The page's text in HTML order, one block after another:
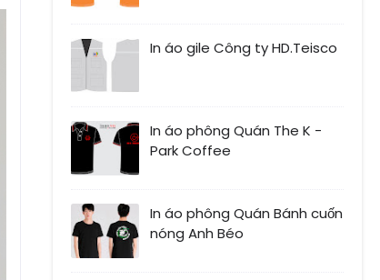
In áo gile Công ty HD.Teisco
In áo phông Quán The K -
Park Coffee
In áo phông Quán Bánh cuốn
nóng Anh Béo